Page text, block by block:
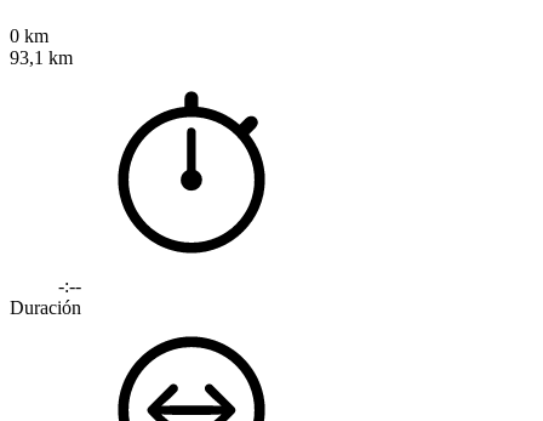
0 km
93,1 km
-:--
Duración